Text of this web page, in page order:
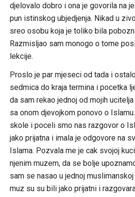
djelovalo dobro i ona je govorila na
pun istinskog ubjedjenja. Nikad u
sreo osobu koja je toliko bila
Razmisljao sam monogo o tome
lekcije.
Proslo je par mjeseci od tada i
sedmica do kraja termina i pocetka
da sam rekao jednoj od mojih
sa onom djevojkom ponovo o
skole i poceli smo nas razgovor o
jako prijatna i imala je odgovore na
Islama. Pozvala me je cak svojoj
njenim muzem, da se bolje
sam se nasao u jednoj
muz su su bili jako prijatni i